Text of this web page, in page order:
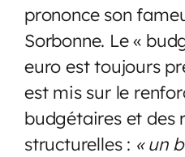
prononce son
Sorbonne. Le «
euro est toujours
est mis sur le
budgétaires et des
structurelles : « un